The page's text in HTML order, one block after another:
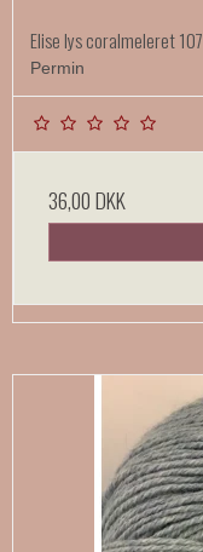
Elise lys coralmeleret 107
Permin
36,00 DKK